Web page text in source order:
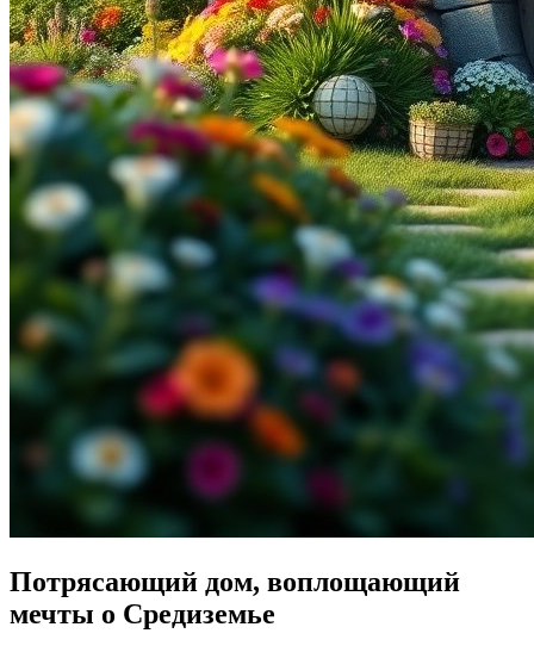
Потрясающий дом, воплощающий
мечты о Средиземье